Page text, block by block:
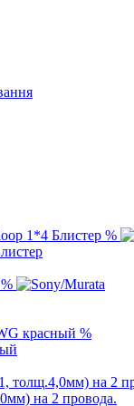
%
%
%
на 2 провода.